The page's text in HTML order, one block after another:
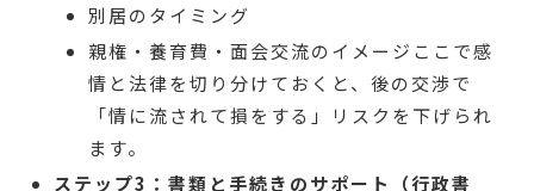
別居のタイミング
親権・養育費・面会交流のイメージ ここで感
情と法律を切り分けておくと、後の交渉で
「情に流されて損をする」リスクを下げられ
ます。
ステップ3：書類と手続きのサポート（行政書